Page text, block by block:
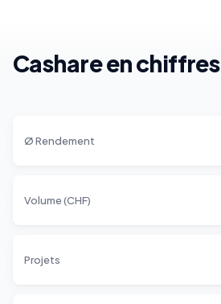
Cashare en chiffres
Ø Rendement
Volume (CHF)
Projets